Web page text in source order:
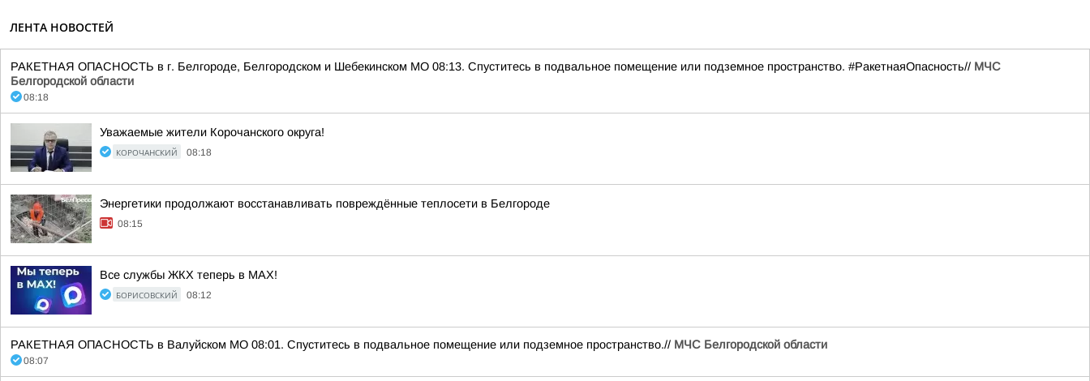
ЛЕНТА НОВОСТЕЙ
РАКЕТНАЯ ОПАСНОСТЬ в г. Белгороде, Белгородском и Шебекинском МО 08:13. Спуститесь в подвальное помещение или подземное пространство. #РакетнаяОпасность// МЧС
Белгородской области
08:18
Уважаемые жители Корочанского округа!
КОРОЧАНСКИЙ 08:18
Энергетики продолжают восстанавливать повреждённые теплосети в Белгороде
08:15
Все службы ЖКХ теперь в MAX!
БОРИСОВСКИЙ 08:12
РАКЕТНАЯ ОПАСНОСТЬ в Валуйском МО 08:01. Спуститесь в подвальное помещение или подземное пространство.// МЧС Белгородской области
08:07